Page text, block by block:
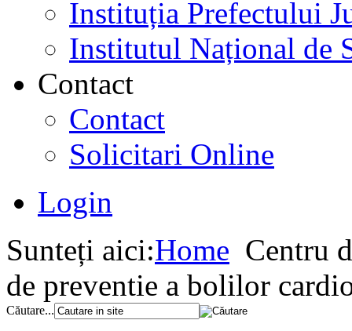
Instituția Prefectului
Institutul Național de
Contact
Contact
Solicitari Online
Login
Sunteți aici:Home Centru
de preventie a bolilor
Căutare...